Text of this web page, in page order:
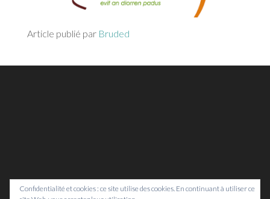
Article publié par Bruded
Confidentialité et cookies : ce site utilise des cookies. En continuant à utiliser ce